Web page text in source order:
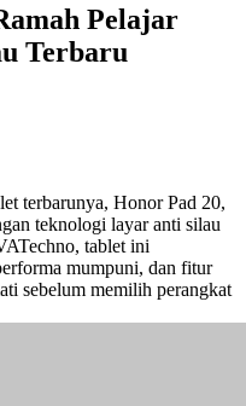
Pelajar
Terbaru
terbarunya, Honor Pad 20,
teknologi layar anti silau
tablet ini
mumpuni, dan fitur
sebelum memilih perangkat